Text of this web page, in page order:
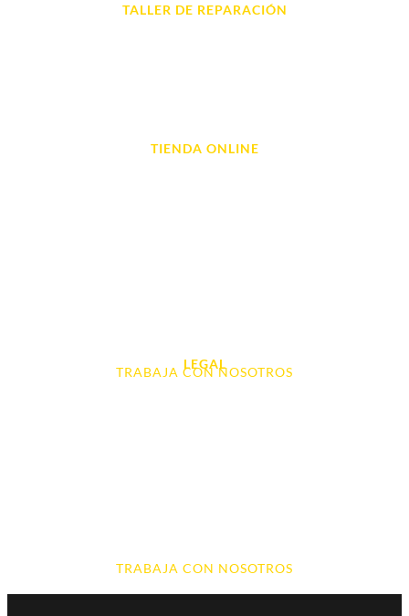
TALLER DE REPARACIÓN
TIENDA ONLINE
LEGAL
TRABAJA CON NOSOTROS
TRABAJA CON NOSOTROS